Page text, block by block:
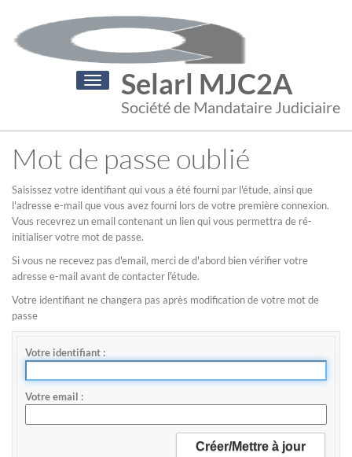
Selarl MJC2A
Société de Mandataire Judiciaire
Toggle
navigation
Mot de passe oublié
Saisissez votre identifiant qui vous a été fourni par l'étude, ainsi que
l'adresse e-mail que vous avez fourni lors de votre première connexion.
Vous recevrez un email contenant un lien qui vous permettra de ré-
initialiser votre mot de passe.
Si vous ne recevez pas d'email, merci de d'abord bien vérifier votre
adresse e-mail avant de contacter l'étude.
Votre identifiant ne changera pas après modification de votre mot de
passe
Votre identifiant
Votre email